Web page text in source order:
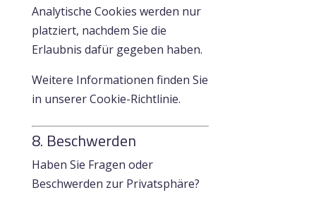
Analytische Cookies werden nur
platziert, nachdem Sie die
Erlaubnis dafür gegeben haben.
Weitere Informationen finden Sie
in unserer Cookie-Richtlinie.
8. Beschwerden
Haben Sie Fragen oder
Beschwerden zur Privatsphäre?